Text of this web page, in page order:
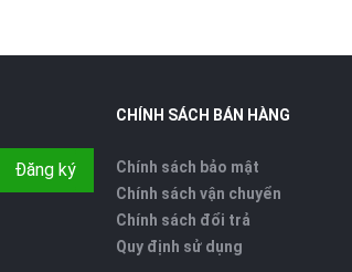
Đăng ký
CHÍNH SÁCH BÁN HÀNG
Chính sách bảo mật
Chính sách vận chuyển
Chính sách đổi trả
Quy định sử dụng